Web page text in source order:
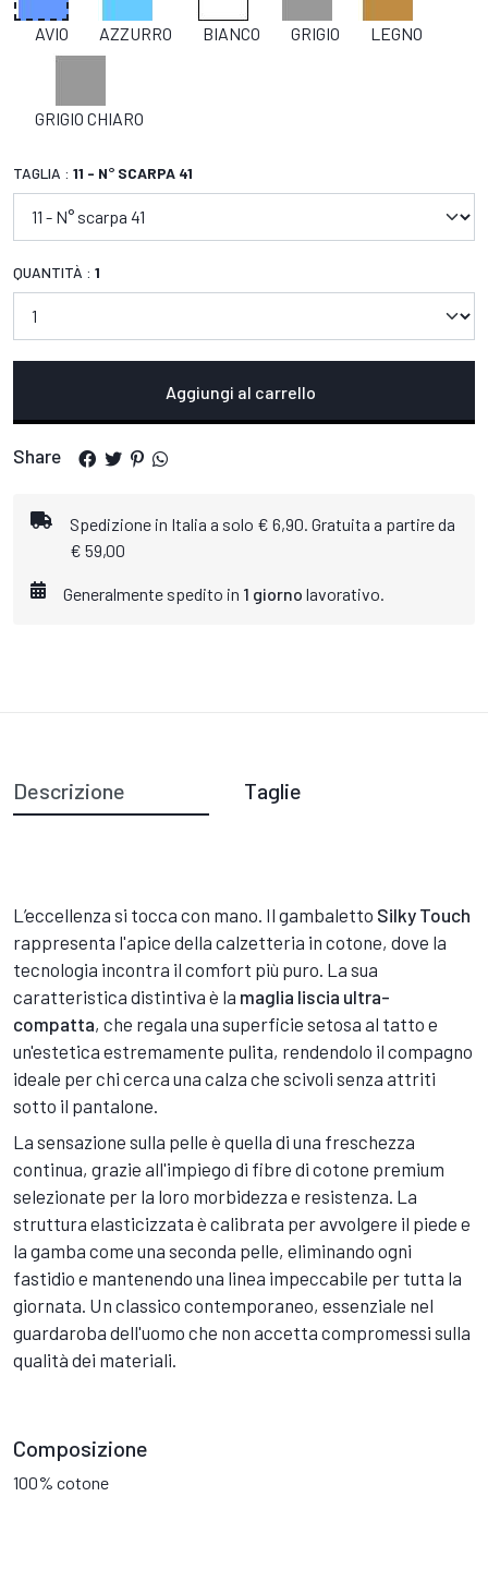
AVIO AZZURRO BIANCO GRIGIO LEGNO
GRIGIO CHIARO
TAGLIA : 11 - N° SCARPA 41
QUANTITÀ : 1
Aggiungi al carrello
Share
Spedizione in Italia a solo € 6,90. Gratuita a partire da
€ 59,00
Generalmente spedito in 1 giorno lavorativo.
Descrizione Taglie
L’eccellenza si tocca con mano. Il gambaletto Silky Touch
rappresenta l'apice della calzetteria in cotone, dove la
tecnologia incontra il comfort più puro. La sua
caratteristica distintiva è la maglia liscia ultra-
compatta, che regala una superficie setosa al tatto e
un'estetica estremamente pulita, rendendolo il compagno
ideale per chi cerca una calza che scivoli senza attriti
sotto il pantalone.
La sensazione sulla pelle è quella di una freschezza
continua, grazie all'impiego di fibre di cotone premium
selezionate per la loro morbidezza e resistenza. La
struttura elasticizzata è calibrata per avvolgere il piede e
la gamba come una seconda pelle, eliminando ogni
fastidio e mantenendo una linea impeccabile per tutta la
giornata. Un classico contemporaneo, essenziale nel
guardaroba dell'uomo che non accetta compromessi sulla
qualità dei materiali.
Composizione
100% cotone